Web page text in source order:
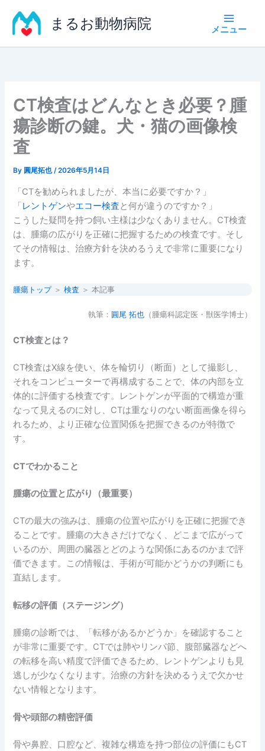
ス
まるお動物病院
CT検査はどんなとき必要？腫
瘍診断の鍵。犬・猫の画像検
査
By 圓尾拓也/2026年5月14日
「CTを勧められましたが、本当に必要ですか？」
「レントゲンやエコー検査と何が違うのですか？」
こうした疑問を持つ飼い主様は少なくありません。CT検査
は、腫瘍の広がりを正確に把握するための検査です。そし
てその情報は、治療方針を決めるうえで非常に重要になり
ます。
腫瘍トップ ＞検査 ＞ 本記事
執筆： 圓尾 拓也（腫瘍科認定医・獣医学博士）
CT検査とは？
CT検査はX線を使い、体を輪切り（断面）として撮影し、
それをコンピューターで再構成することで、体の内部を立
体的に評価する検査です。レントゲンが平面的で構造が重
なって見えるのに対し、CTは重なりのない断面画像を得ら
れるため、より正確な位置関係を把握できるのが特徴で
す。
CTでわかること
腫瘍の位置と広がり（最重要）
CTの最大の強みは、腫瘍の位置や広がりを正確に把握でき
ることです。腫瘍の大きさだけでなく、どこまで広がって
いるのか、周囲の臓器とどのような関係にあるのかまで評
価できます。この情報は、手術が可能かどうかの判断にも
直結します。
転移の評価（ステージング）
腫瘍の診断では、「転移があるかどうか」を確認すること
が非常に重要です。CTでは肺やリンパ節、腹部臓器などへ
の転移を高い精度で評価できるため、レントゲンよりも見
逃しが少なくなります。治療の方針を決めるうえで欠かせ
ない情報となります。
骨や頭部の精密評価
骨や鼻腔、口腔など、複雑な構造を持つ部位の評価にもCT